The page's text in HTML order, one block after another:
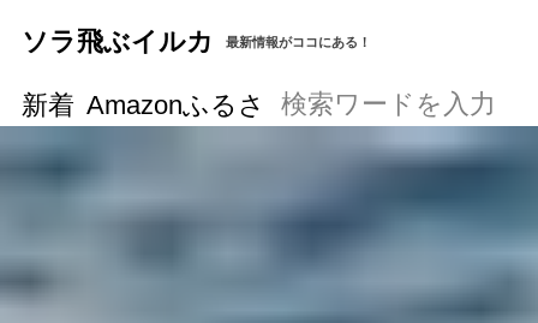
ソラ飛ぶイルカ 最新情報がココにある！
新着 Amazonふるさと納税の始め方と注